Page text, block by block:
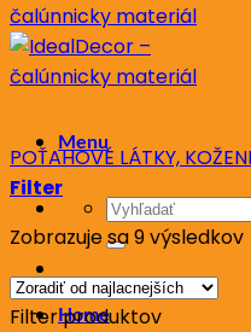
Menu
Hľadať:
Home
POŤAHOVÉ LÁTKY,
Filter
Zobrazuje sa 9 výsledkov
Filter produktov